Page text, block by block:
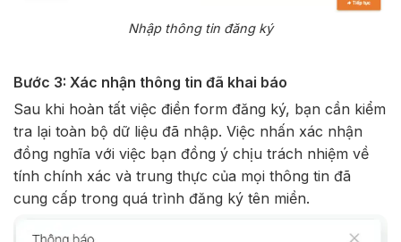
Nhập thông tin đăng ký
Bước 3: Xác nhận thông tin đã khai báo
Sau khi hoàn tất việc điền form đăng ký, bạn cần kiểm
tra lại toàn bộ dữ liệu đã nhập. Việc nhấn xác nhận
đồng nghĩa với việc bạn đồng ý chịu trách nhiệm về
tính chính xác và trung thực của mọi thông tin đã
cung cấp trong quá trình đăng ký tên miền.